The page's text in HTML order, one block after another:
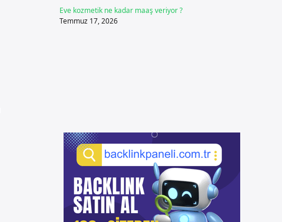
Eve kozmetik ne kadar maaş veriyor ?
Temmuz 17, 2026